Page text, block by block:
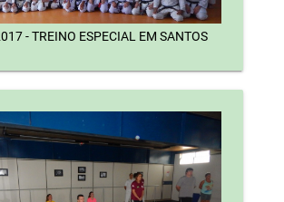
- TREINO ESPECIAL EM SANTOS